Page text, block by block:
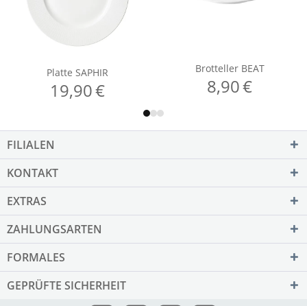
FILIALEN
KONTAKT
EXTRAS
ZAHLUNGSARTEN
FORMALES
GEPRÜFTE SICHERHEIT